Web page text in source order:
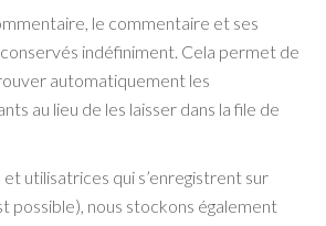
le commentaire et ses
indéfiniment. Cela permet de
automatiquement les
au lieu de les laisser dans la file de
utilisatrices qui s’enregistrent sur
possible), nous stockons également